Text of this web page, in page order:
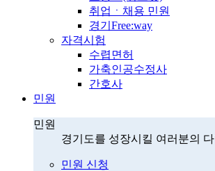
취업ㆍ채용 민원
경기Free:way
자격시험
수렵면허
가축인공수정사
간호사
민원
민원
경기도를 성장시킬 여러분의
민원 신청